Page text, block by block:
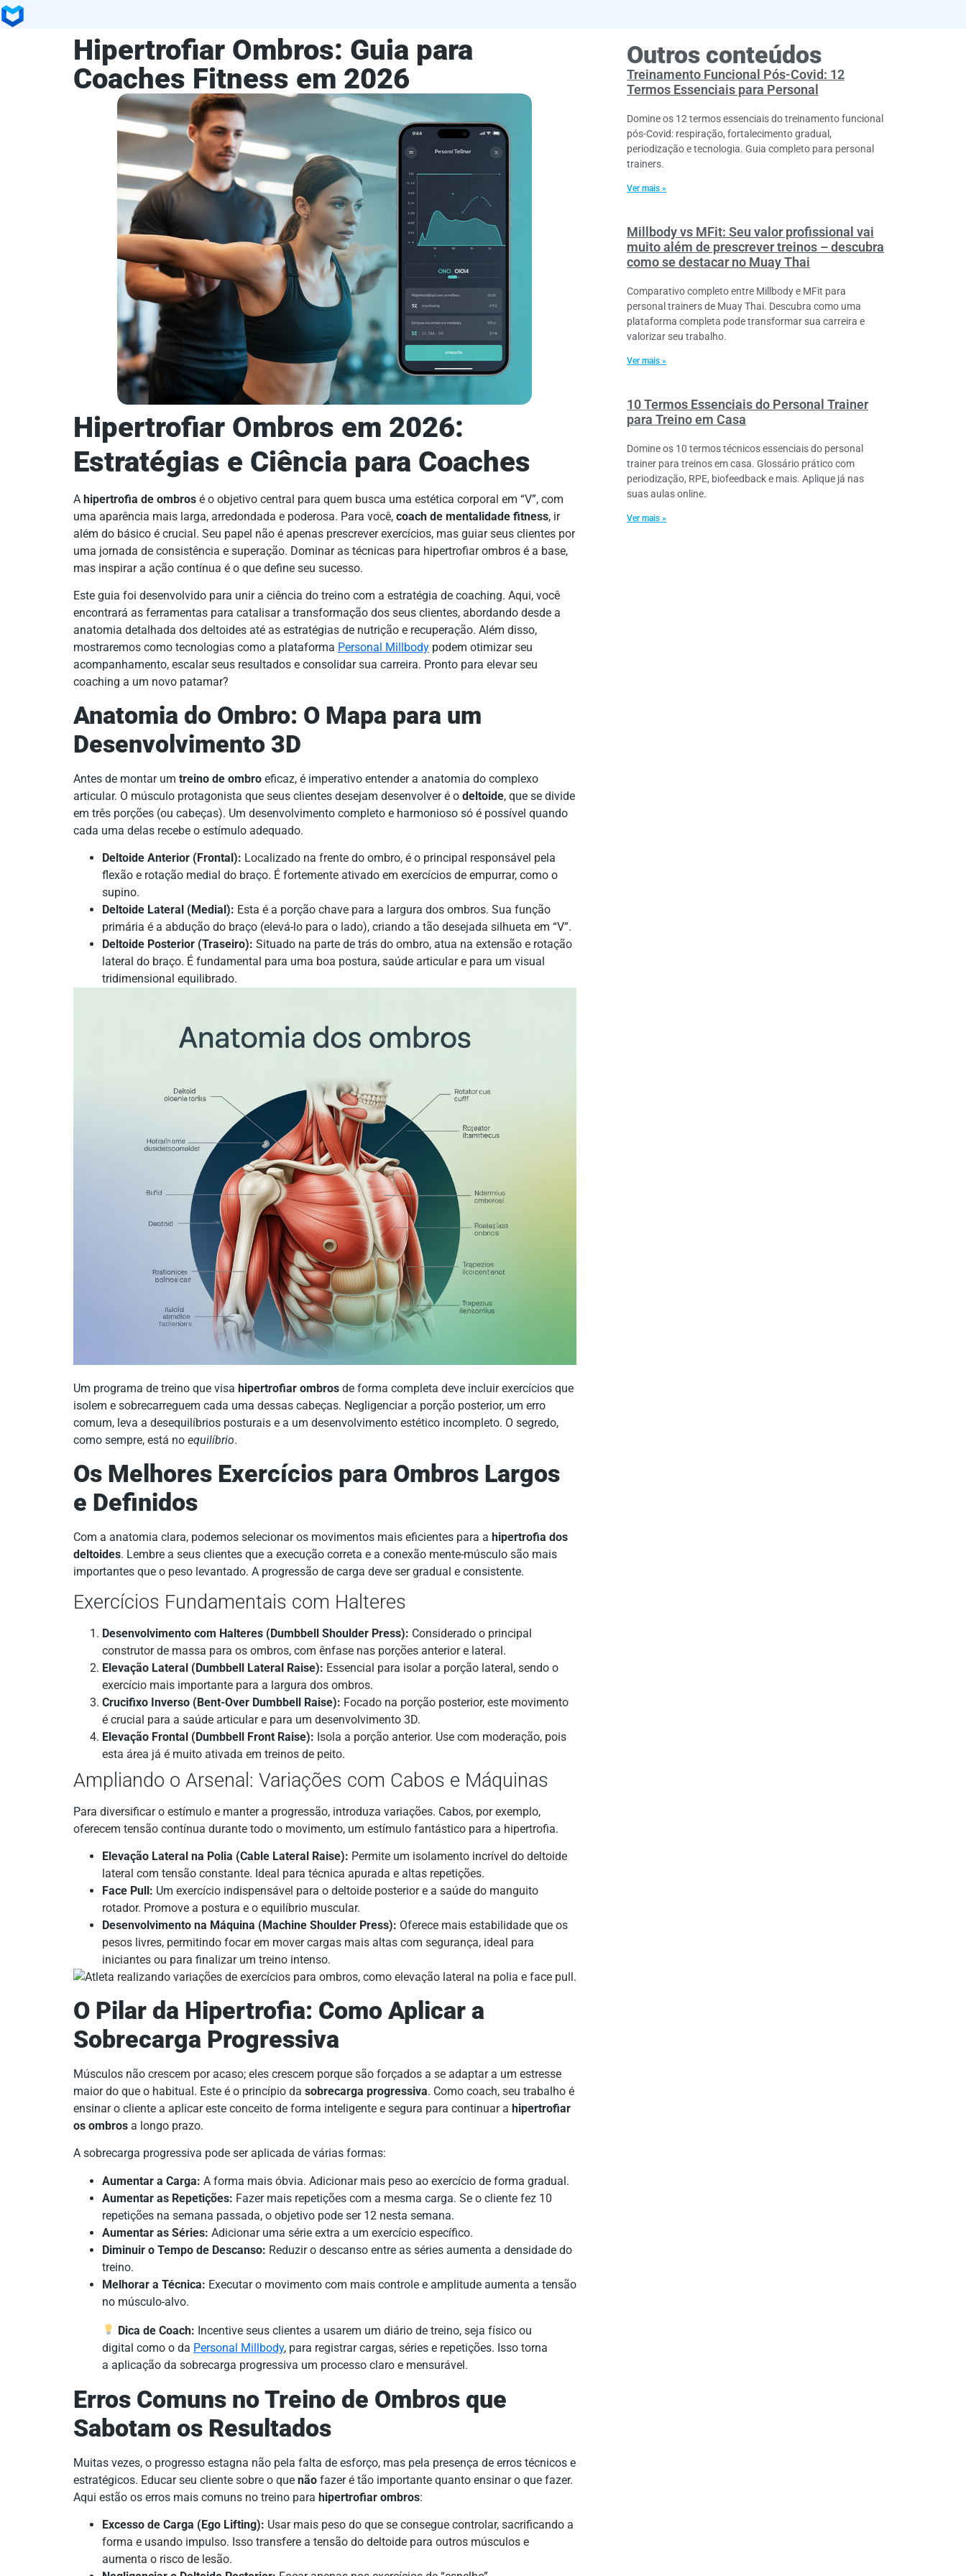
Hipertrofiar Ombros: Guia para
Coaches Fitness em 2026
Hipertrofiar Ombros em 2026:
Estratégias e Ciência para Coaches
A hipertrofia de ombros é o objetivo central para quem busca uma estética corporal em “V”, com
uma aparência mais larga, arredondada e poderosa. Para você, coach de mentalidade fitness, ir
além do básico é crucial. Seu papel não é apenas prescrever exercícios, mas guiar seus clientes por
uma jornada de consistência e superação. Dominar as técnicas para hipertrofiar ombros é a base,
mas inspirar a ação contínua é o que define seu sucesso.
Este guia foi desenvolvido para unir a ciência do treino com a estratégia de coaching. Aqui, você
encontrará as ferramentas para catalisar a transformação dos seus clientes, abordando desde a
anatomia detalhada dos deltoides até as estratégias de nutrição e recuperação. Além disso,
mostraremos como tecnologias como a plataforma Personal Millbody podem otimizar seu
acompanhamento, escalar seus resultados e consolidar sua carreira. Pronto para elevar seu
coaching a um novo patamar?
Anatomia do Ombro: O Mapa para um
Desenvolvimento 3D
Antes de montar um treino de ombro eficaz, é imperativo entender a anatomia do complexo
articular. O músculo protagonista que seus clientes desejam desenvolver é o deltoide, que se divide
em três porções (ou cabeças). Um desenvolvimento completo e harmonioso só é possível quando
cada uma delas recebe o estímulo adequado.
Deltoide Anterior (Frontal): Localizado na frente do ombro, é o principal responsável pela
flexão e rotação medial do braço. É fortemente ativado em exercícios de empurrar, como o
supino.
Deltoide Lateral (Medial): Esta é a porção chave para a largura dos ombros. Sua função
primária é a abdução do braço (elevá-lo para o lado), criando a tão desejada silhueta em “V”.
Deltoide Posterior (Traseiro): Situado na parte de trás do ombro, atua na extensão e rotação
lateral do braço. É fundamental para uma boa postura, saúde articular e para um visual
tridimensional equilibrado.
Um programa de treino que visa hipertrofiar ombros de forma completa deve incluir exercícios que
isolem e sobrecarreguem cada uma dessas cabeças. Negligenciar a porção posterior, um erro
comum, leva a desequilíbrios posturais e a um desenvolvimento estético incompleto. O segredo,
como sempre, está no equilíbrio.
Os Melhores Exercícios para Ombros Largos
e Definidos
Com a anatomia clara, podemos selecionar os movimentos mais eficientes para a hipertrofia dos
deltoides. Lembre a seus clientes que a execução correta e a conexão mente-músculo são mais
importantes que o peso levantado. A progressão de carga deve ser gradual e consistente.
Exercícios Fundamentais com Halteres
Desenvolvimento com Halteres (Dumbbell Shoulder Press): Considerado o principal
construtor de massa para os ombros, com ênfase nas porções anterior e lateral.
Elevação Lateral (Dumbbell Lateral Raise): Essencial para isolar a porção lateral, sendo o
exercício mais importante para a largura dos ombros.
Crucifixo Inverso (Bent-Over Dumbbell Raise): Focado na porção posterior, este movimento
é crucial para a saúde articular e para um desenvolvimento 3D.
Elevação Frontal (Dumbbell Front Raise): Isola a porção anterior. Use com moderação, pois
esta área já é muito ativada em treinos de peito.
Ampliando o Arsenal: Variações com Cabos e Máquinas
Para diversificar o estímulo e manter a progressão, introduza variações. Cabos, por exemplo,
oferecem tensão contínua durante todo o movimento, um estímulo fantástico para a hipertrofia.
Elevação Lateral na Polia (Cable Lateral Raise): Permite um isolamento incrível do deltoide
lateral com tensão constante. Ideal para técnica apurada e altas repetições.
Face Pull: Um exercício indispensável para o deltoide posterior e a saúde do manguito
rotador. Promove a postura e o equilíbrio muscular.
Desenvolvimento na Máquina (Machine Shoulder Press): Oferece mais estabilidade que os
pesos livres, permitindo focar em mover cargas mais altas com segurança, ideal para
iniciantes ou para finalizar um treino intenso.
O Pilar da Hipertrofia: Como Aplicar a
Sobrecarga Progressiva
Músculos não crescem por acaso; eles crescem porque são forçados a se adaptar a um estresse
maior do que o habitual. Este é o princípio da sobrecarga progressiva. Como coach, seu trabalho é
ensinar o cliente a aplicar este conceito de forma inteligente e segura para continuar a hipertrofiar
os ombros a longo prazo.
A sobrecarga progressiva pode ser aplicada de várias formas:
Aumentar a Carga: A forma mais óbvia. Adicionar mais peso ao exercício de forma gradual.
Aumentar as Repetições: Fazer mais repetições com a mesma carga. Se o cliente fez 10
repetições na semana passada, o objetivo pode ser 12 nesta semana.
Aumentar as Séries: Adicionar uma série extra a um exercício específico.
Diminuir o Tempo de Descanso: Reduzir o descanso entre as séries aumenta a densidade do
treino.
Melhorar a Técnica: Executar o movimento com mais controle e amplitude aumenta a tensão
no músculo-alvo.
Dica de Coach: Incentive seus clientes a usarem um diário de treino, seja físico ou
digital como o da Personal Millbody, para registrar cargas, séries e repetições. Isso torna
a aplicação da sobrecarga progressiva um processo claro e mensurável.
Erros Comuns no Treino de Ombros que
Sabotam os Resultados
Muitas vezes, o progresso estagna não pela falta de esforço, mas pela presença de erros técnicos e
estratégicos. Educar seu cliente sobre o que não fazer é tão importante quanto ensinar o que fazer.
Aqui estão os erros mais comuns no treino para hipertrofiar ombros:
Excesso de Carga (Ego Lifting): Usar mais peso do que se consegue controlar, sacrificando a
forma e usando impulso. Isso transfere a tensão do deltoide para outros músculos e
aumenta o risco de lesão.
Outros conteúdos
Treinamento Funcional Pós-Covid: 12
Termos Essenciais para Personal
Domine os 12 termos essenciais do treinamento funcional
pós-Covid: respiração, fortalecimento gradual,
periodização e tecnologia. Guia completo para personal
trainers.
Ver mais »
Millbody vs MFit: Seu valor profissional vai
muito além de prescrever treinos – descubra
como se destacar no Muay Thai
Comparativo completo entre Millbody e MFit para
personal trainers de Muay Thai. Descubra como uma
plataforma completa pode transformar sua carreira e
valorizar seu trabalho.
Ver mais »
10 Termos Essenciais do Personal Trainer
para Treino em Casa
Domine os 10 termos técnicos essenciais do personal
trainer para treinos em casa. Glossário prático com
periodização, RPE, biofeedback e mais. Aplique já nas
suas aulas online.
Ver mais »